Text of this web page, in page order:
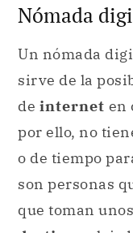
Nómada
Un nómada
sirve de la
de internet en
por ello, no
o de tiempo
son personas
que toman